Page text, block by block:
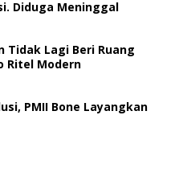
Diduga Meninggal
Tidak Lagi Beri Ruang
Ritel Modern
PMII Bone Layangkan